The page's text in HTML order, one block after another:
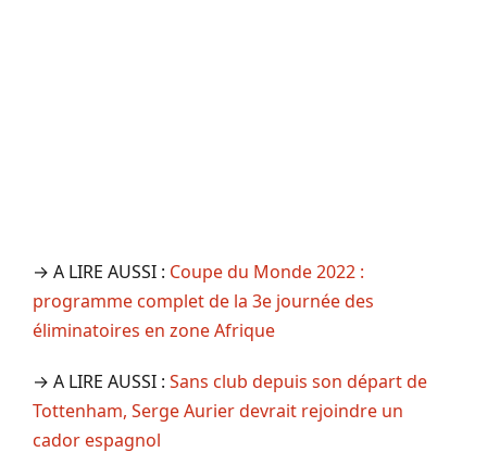
→ A LIRE AUSSI : Coupe du Monde 2022 :
programme complet de la 3e journée des
éliminatoires en zone Afrique
→ A LIRE AUSSI : Sans club depuis son départ de
Tottenham, Serge Aurier devrait rejoindre un
cador espagnol